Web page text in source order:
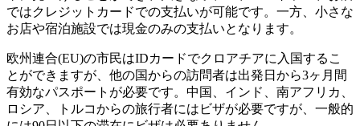
ではクレジットカードでの支払いが可能です。一方、小さな
お店や宿泊施設では現金のみの支払いとなります。
欧州連合(EU)の市民はIDカードでクロアチアに入国するこ
とができますが、他の国からの訪問者は出発日から3ヶ月間
有効なパスポートが必要です。中国、インド、南アフリカ、
ロシア、トルコからの旅行者にはビザが必要ですが、一般的